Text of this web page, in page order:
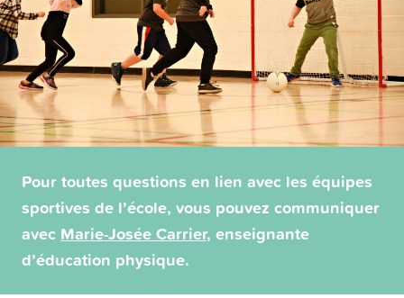
Pour toutes questions en lien avec les équipes
sportives de l’école, vous pouvez communiquer
avec Marie-Josée Carrier, enseignante
d’éducation physique.